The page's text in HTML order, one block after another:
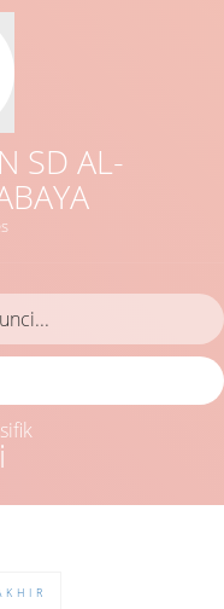
SD AL-